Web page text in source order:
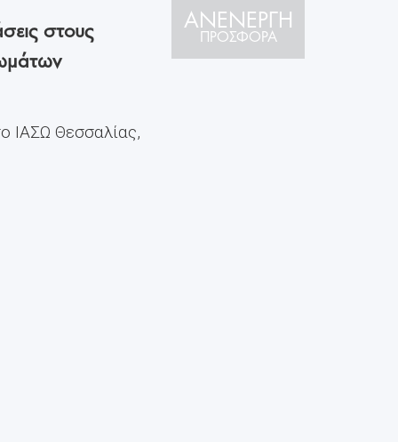
ΑΝΕΝΕΡΓΗ
ΠΡΟΣΦΟΡΑ
στους
ΙΑΣΩ Θεσσαλίας,